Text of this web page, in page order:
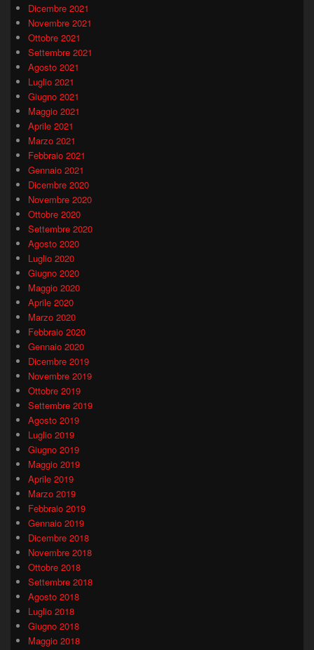
Dicembre 2021
Novembre 2021
Ottobre 2021
Settembre 2021
Agosto 2021
Luglio 2021
Giugno 2021
Maggio 2021
Aprile 2021
Marzo 2021
Febbraio 2021
Gennaio 2021
Dicembre 2020
Novembre 2020
Ottobre 2020
Settembre 2020
Agosto 2020
Luglio 2020
Giugno 2020
Maggio 2020
Aprile 2020
Marzo 2020
Febbraio 2020
Gennaio 2020
Dicembre 2019
Novembre 2019
Ottobre 2019
Settembre 2019
Agosto 2019
Luglio 2019
Giugno 2019
Maggio 2019
Aprile 2019
Marzo 2019
Febbraio 2019
Gennaio 2019
Dicembre 2018
Novembre 2018
Ottobre 2018
Settembre 2018
Agosto 2018
Luglio 2018
Giugno 2018
Maggio 2018